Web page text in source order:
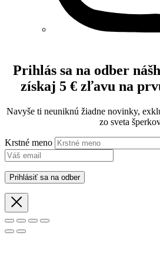
Prihlás sa na odber
získaj 5 € zľavu na
Navyše ti neuniknú žiadne novinky,
zo sveta
Krstné meno